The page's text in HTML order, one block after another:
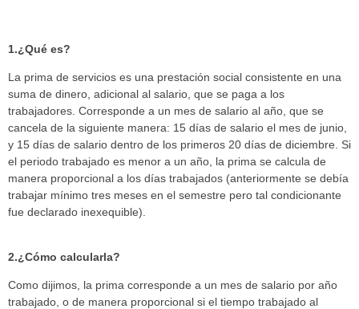
1.¿Qué es?
La prima de servicios es una prestación social consistente en una
suma de dinero, adicional al salario, que se paga a los
trabajadores. Corresponde a un mes de salario al año, que se
cancela de la siguiente manera: 15 días de salario el mes de junio,
y 15 días de salario dentro de los primeros 20 días de diciembre. Si
el periodo trabajado es menor a un año, la prima se calcula de
manera proporcional a los días trabajados (anteriormente se debía
trabajar mínimo tres meses en el semestre pero tal condicionante
fue declarado inexequible).
2.¿Cómo calcularla?
Como dijimos, la prima corresponde a un mes de salario por año
trabajado, o de manera proporcional si el tiempo trabajado al